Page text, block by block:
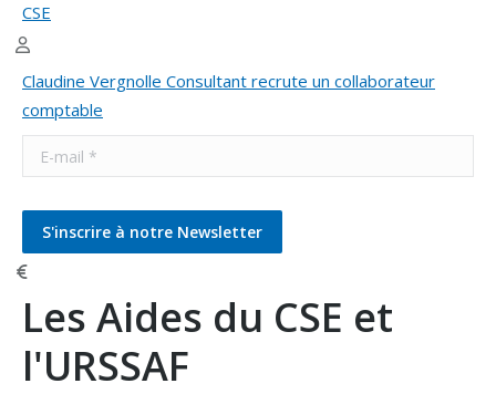
CSE
Claudine Vergnolle Consultant recrute un collaborateur
comptable
E-mail *
S'inscrire à notre Newsletter
Les Aides du CSE et
l'URSSAF